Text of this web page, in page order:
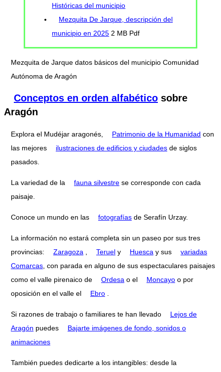
Históricas del municipio
Mezquita De Jarque, descripción del
municipio en 2025 2 MB Pdf
Mezquita de Jarque datos básicos del municipio Comunidad
Autónoma de Aragón
Conceptos en orden alfabético sobre
Aragón
Explora el Mudéjar aragonés, Patrimonio de la Humanidad con
las mejores
ilustraciones de edificios y ciudades de siglos
pasados.
La variedad de la fauna silvestre se corresponde con cada
paisaje.
Conoce un mundo en las fotografías de Serafín Urzay.
La información no estará completa sin un paseo por sus tres
provincias:
Zaragoza Teruel y Huesca y sus
variadas
Comarcas , con parada en alguno de sus espectaculares paisajes
como el valle pirenaico de
Ordesa o el Moncayo o por
oposición en el valle el
Ebro
Si razones de trabajo o familiares te han llevado
Lejos de
Aragón puedes
Bajarte imágenes de fondo, sonidos o
animaciones
También puedes dedicarte a los intangibles: desde la